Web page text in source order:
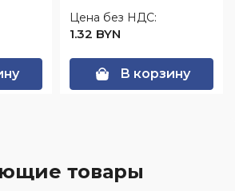
Цена без НДС:
1.32 BYN
В корзину
товары